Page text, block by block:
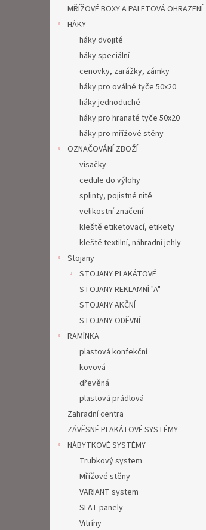
MŘÍŽOVÉ BOXY A PALETOVÁ OHRAZENÍ
HÁKY
háky dvojité
háky speciální
cenovky, zarážky, zámky
háky pro oválné tyče 50x20
háky jednoduché
háky pro hranaté tyče 50x20
háky pro mřížové stěny
OZNAČOVÁNÍ ZBOŽÍ
visačky
cedule do výlohy
splinty, pojistné nitě
velikostní značení
kleště etiketovací, etikety
kleště textilní, náhradní jehly
Stojany
STOJANY PLAKÁTOVÉ
STOJANY REKLAMNÍ "A"
STOJANY AKČNÍ
STOJANY ODĚVNÍ
RAMÍNKA
plastová konfekční
kovová
dřevěná
plastová prádlová
Zahradní centra
ZÁVĚSNÉ PLAKÁTOVÉ SYSTÉMY
NÁBYTKOVÉ SYSTÉMY
Trubkový system
Mřížové stěny
VARIANT system
SLAT panely
Vitríny